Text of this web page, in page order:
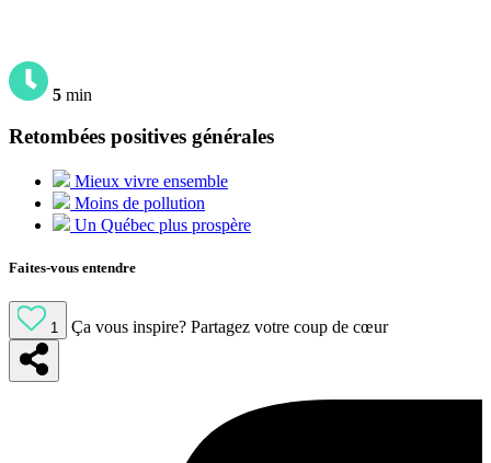
5 min
Retombées positives générales
Mieux vivre ensemble
Moins de pollution
Un Québec plus prospère
Faites-vous entendre
1 Ça vous inspire? Partagez votre coup de cœur